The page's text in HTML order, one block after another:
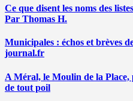
Ce que disent les noms des
Par Thomas H.
Municipales : échos et brèves
journal.fr
A Méral, le Moulin de la
de tout poil